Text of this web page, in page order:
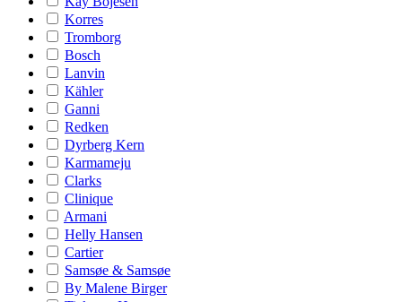
Korres
Tromborg
Bosch
Lanvin
Kähler
Ganni
Redken
Dyrberg Kern
Karmameju
Clarks
Clinique
Armani
Helly Hansen
Cartier
Samsøe & Samsøe
By Malene Birger